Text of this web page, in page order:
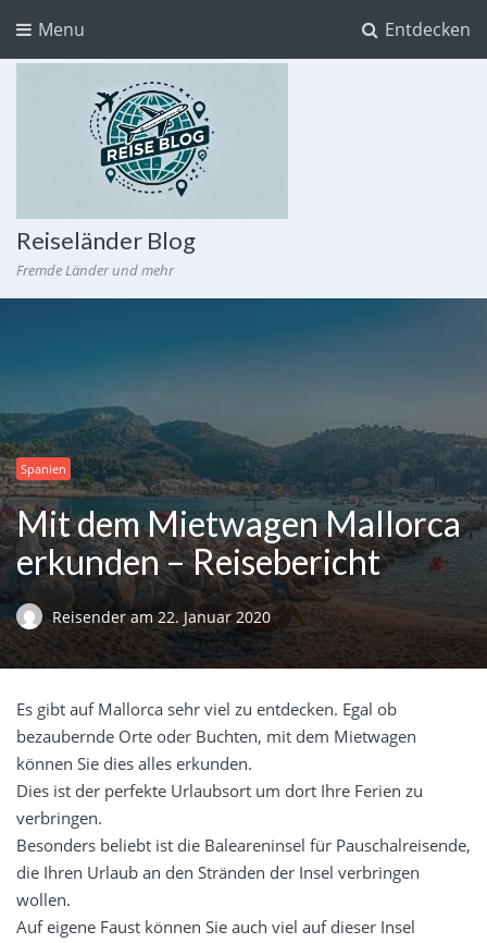
Entdecken
Menu
Reiseländer Blog
Fremde Länder und mehr
Spanien
Mit dem Mietwagen Mallorca
erkunden – Reisebericht
Reisenderam 22. Januar 2020
Es gibt auf Mallorca sehr viel zu entdecken. Egal ob
bezaubernde Orte oder Buchten, mit dem Mietwagen
können Sie dies alles erkunden.
Dies ist der perfekte Urlaubsort um dort Ihre Ferien zu
verbringen.
Besonders beliebt ist die Baleareninsel für Pauschalreisende,
die Ihren Urlaub an den Stränden der Insel verbringen
wollen.
Auf eigene Faust können Sie auch viel auf dieser Insel